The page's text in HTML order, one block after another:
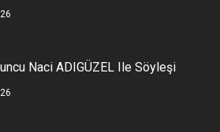
Naci ADIGÜZEL Ile Söyleşi